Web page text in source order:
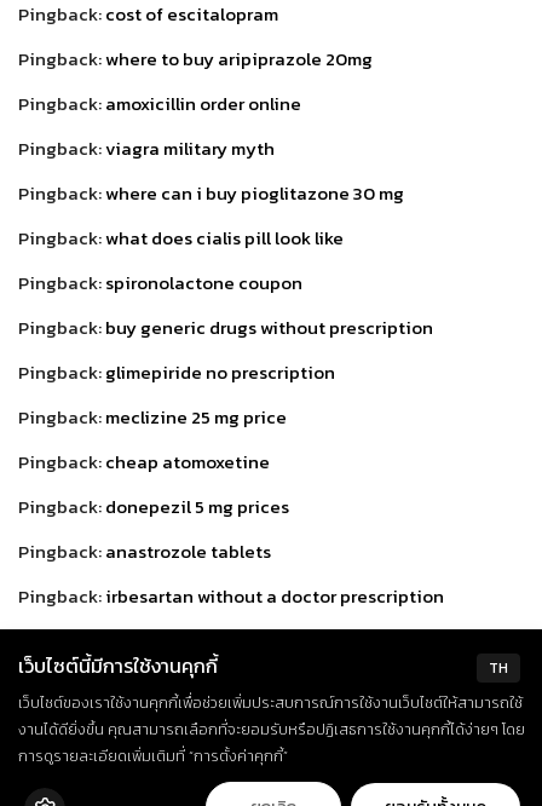
Pingback:cost of escitalopram
Pingback:where to buy aripiprazole 20mg
Pingback:amoxicillin order online
Pingback:viagra military myth
Pingback:where can i buy pioglitazone 30 mg
Pingback:what does cialis pill look like
Pingback:spironolactone coupon
Pingback:buy generic drugs without prescription
Pingback:glimepiride no prescription
Pingback:meclizine 25 mg price
Pingback:cheap atomoxetine
Pingback:donepezil 5 mg prices
Pingback:anastrozole tablets
Pingback:irbesartan without a doctor prescription
dutasteride 0,5mg medication
Pingback: olmesartan no prescription
order buspirone
TH
เว็บไซต์นี้มีการใช้งานคุกกี้
เว็บไซต์ของเราใช้งานคุกกี้เพื่อช่วยเพิ่มประสบการณ์การใช้งานเว็บไซต์ให้สามารถใช้
งานได้ดียิ่งขึ้น คุณสามารถเลือกที่จะยอมรับหรือปฏิเสธการใช้งานคุกกี้ได้ง่ายๆ โดย
การดูรายละเอียดเพิ่มเติมที่ “การตั้งค่าคุกกี้”